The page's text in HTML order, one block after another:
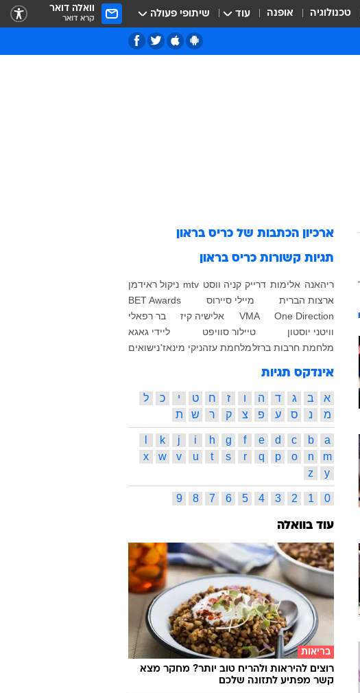
טכנולוגיה אופנה עוד שיתופי פעולה וואלה דואר
קרא דואר
ארכיון הכתבות של כריס בראון
תגיות קשורות כריס בראון
ריהאנה אלימות דרייק קניה ווסט mtv ניקול ראידמן
ארצות הברית
מיילי סיירוס
BET Awards
One Direction
VMA אלישיה קיז
בר רפאלי
וויטני יוסטון
טיילור סוויפט
ליידי גאגא
מלחמת חרבות ברזלמלחמת עזהניקי מינאז'נישואים
אינדקס תגיות
א ב ג ד ה ו ז ח ט י כ
ל
מ
נ ס ע פ צ ק ר ש ת
a
b
c
d
e
f
g
h
i
j
k
m
n
o
p
q
r
s
t
u
v
w
x
y
z
0
1
2
3
4
5
6
7
8
9
עוד בוואלה
בריאות
רוצים להיראות ולהריח טוב יותר? מחקר מצא
קשר מפתיע לתזונה שלכם